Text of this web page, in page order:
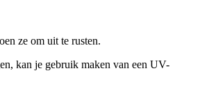
ze om uit te rusten.
kan je gebruik maken van een UV-